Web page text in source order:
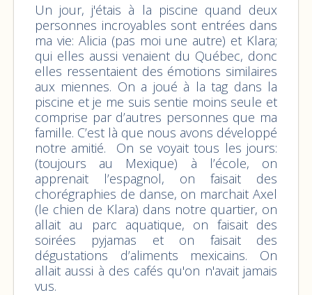
Un jour, j'étais à la piscine quand deux
personnes incroyables sont entrées dans
ma vie: Alicia (pas moi une autre) et Klara;
qui elles aussi venaient du Québec, donc
elles ressentaient des émotions similaires
aux miennes. On a joué à la tag dans la
piscine et je me suis sentie moins seule et
comprise par d’autres personnes que ma
famille. C’est là que nous avons développé
notre amitié. On se voyait tous les jours:
(toujours au Mexique) à l’école, on
apprenait l’espagnol, on faisait des
chorégraphies de danse, on marchait Axel
(le chien de Klara) dans notre quartier, on
allait au parc aquatique, on faisait des
soirées pyjamas et on faisait des
dégustations d’aliments mexicains. On
allait aussi à des cafés qu'on n'avait jamais
vus.